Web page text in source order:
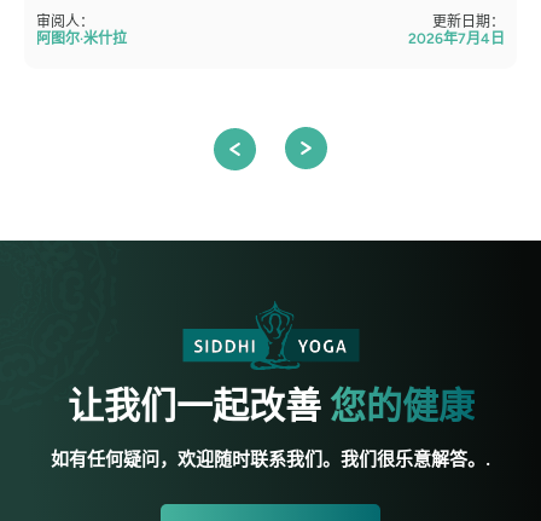
审阅人：
阿图尔·米什拉
更新日期：
2026年7月4日
让我们一起改善 您的健康
如有任何疑问，欢迎随时联系我们。我们很乐意解答。.